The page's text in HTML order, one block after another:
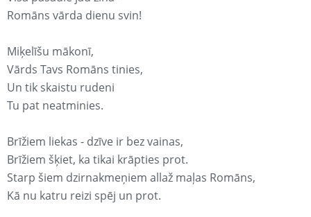
Romāns vārda dienu svin!
Miķelīšu mākonī,
Vārds Tavs Romāns tinies,
Un tik skaistu rudeni
Tu pat neatminies.
Brīžiem liekas - dzīve ir bez vainas,
Brīžiem šķiet, ka tikai krāpties prot.
Starp šiem dzirnakmeņiem allaž maļas Romāns,
Kā nu katru reizi spēj un prot.